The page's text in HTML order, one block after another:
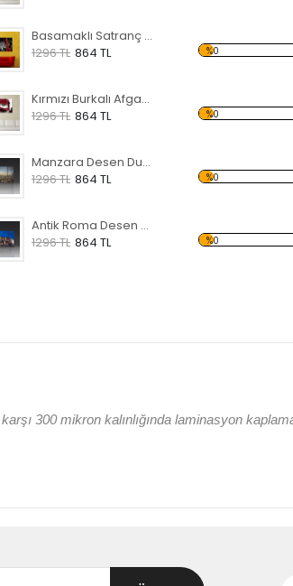
Basamaklı Satranç Takımı Forex Tablo
1296 TL 864 TL %0
Kırmızı Burkalı Afgan Kadın Forex Tablo
1296 TL 864 TL %0
Manzara Desen Duvar Panosu
1296 TL 864 TL %0
Antik Roma Desen Duvar Panosu
1296 TL 864 TL %0
300 mikron kalınlığında laminasyon